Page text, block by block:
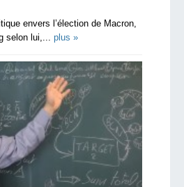
envers l’élection de Macron,
selon lui,... plus »